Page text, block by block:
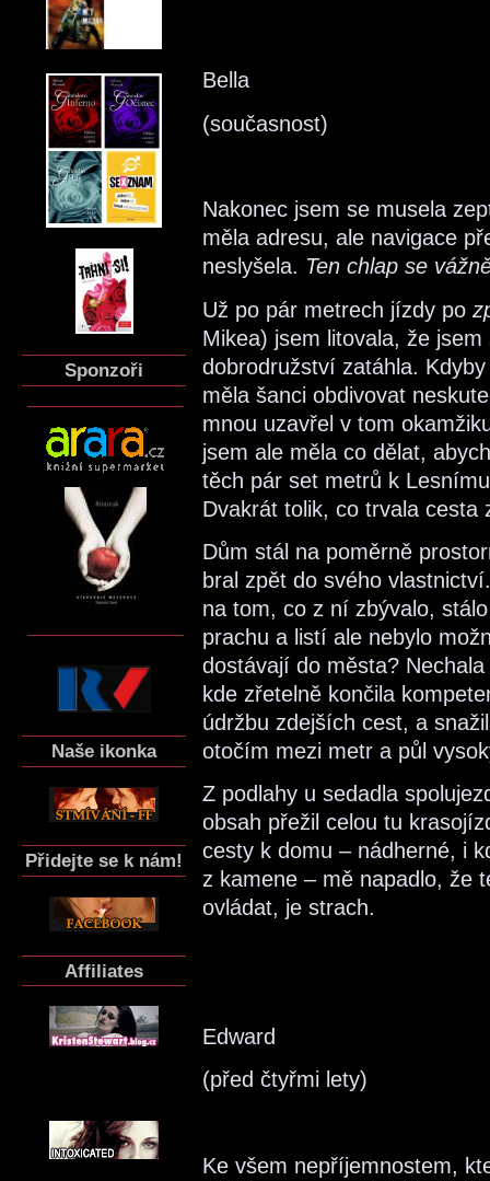
Sponzoři
Naše ikonka
Přidejte se k nám!
Affiliates
Bella
(současnost)
Nakonec jsem se musela
měla adresu, ale navigace
neslyšela. Ten chlap se
Už po pár metrech jízdy po
Mikea) jsem litovala, že
dobrodružství zatáhla.
měla šanci obdivovat
mnou uzavřel v tom
jsem ale měla co dělat,
těch pár set metrů k
Dvakrát tolik, co trvala cesta
Dům stál na poměrně
bral zpět do svého
na tom, co z ní zbývalo,
prachu a listí ale nebylo
dostávají do města?
kde zřetelně končila
údržbu zdejších cest, a
otočím mezi metr a půl
Z podlahy u sedadla
obsah přežil celou tu
cesty k domu – nádherné, i
z kamene – mě napadlo, že
ovládat, je strach.
Edward
(před čtyřmi lety)
Ke všem nepříjemnostem,